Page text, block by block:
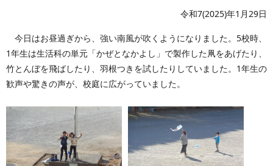
令和7(2025)年1月29日
今日はお昼過ぎから、強い南風が吹くようになりました。5校時、
1年生は生活科の単元「かぜとなかよし」で製作した凧をあげたり、
竹とんぼを飛ばしたり、羽根つきを試したりしていました。1年生の
歓声や驚きの声が、校庭に広がっていました。